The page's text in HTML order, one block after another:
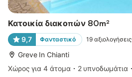
Κατοικία διακοπών 80m²
9,7 Φανταστικό 19 αξιολογήσεις
Greve In Chianti
Χώρος για 4 άτομα
2 υπνοδωμάτια